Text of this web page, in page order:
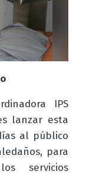
IPS
lanzar esta
al público
para
servicios